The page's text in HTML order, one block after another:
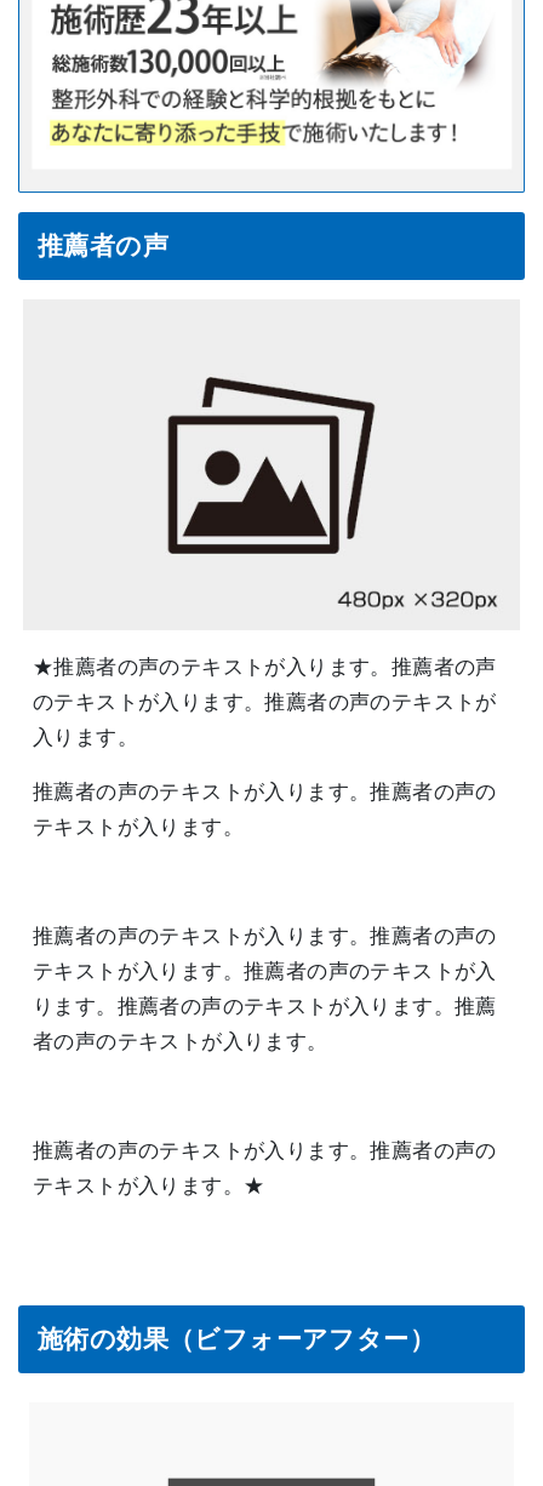
推薦者の声
★推薦者の声のテキストが入ります。推薦者の声
のテキストが入ります。推薦者の声のテキストが
入ります。
推薦者の声のテキストが入ります。推薦者の声の
テキストが入ります。
推薦者の声のテキストが入ります。推薦者の声の
テキストが入ります。推薦者の声のテキストが入
ります。推薦者の声のテキストが入ります。推薦
者の声のテキストが入ります。
推薦者の声のテキストが入ります。推薦者の声の
テキストが入ります。★
施術の効果（ビフォーアフター）